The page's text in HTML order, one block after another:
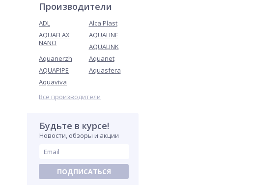
Производители
ADL
Alca Plast
AQUAFLAX
NANO
AQUALINE
AQUALINK
Aquanerzh
Aquanet
AQUAPIPE
Aquasfera
Aquaviva
Все производители
Будьте в курсе!
Новости, обзоры и акции
ПОДПИСАТЬСЯ